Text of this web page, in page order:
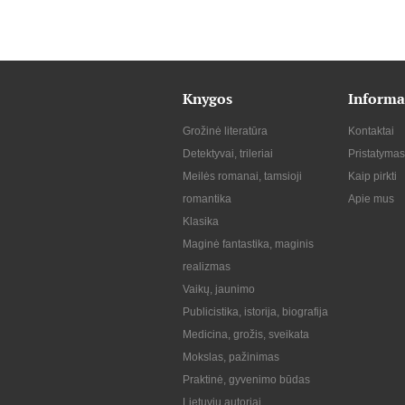
Knygos
Grožinė literatūra
Detektyvai, trileriai
Meilės romanai, tamsioji
romantika
Klasika
Maginė fantastika, maginis
realizmas
Vaikų, jaunimo
Publicistika, istorija, biografija
Medicina, grožis, sveikata
Mokslas, pažinimas
Praktinė, gyvenimo būdas
Lietuvių autoriai
Kontaktai
Pristatymas
Kaip pirkti
Apie mus